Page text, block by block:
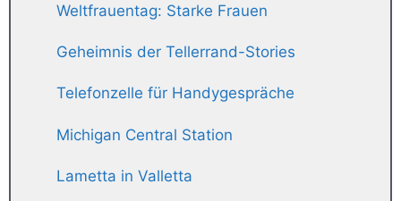
Weltfrauentag: Starke Frauen
Geheimnis der Tellerrand-Stories
Telefonzelle für Handygespräche
Michigan Central Station
Lametta in Valletta